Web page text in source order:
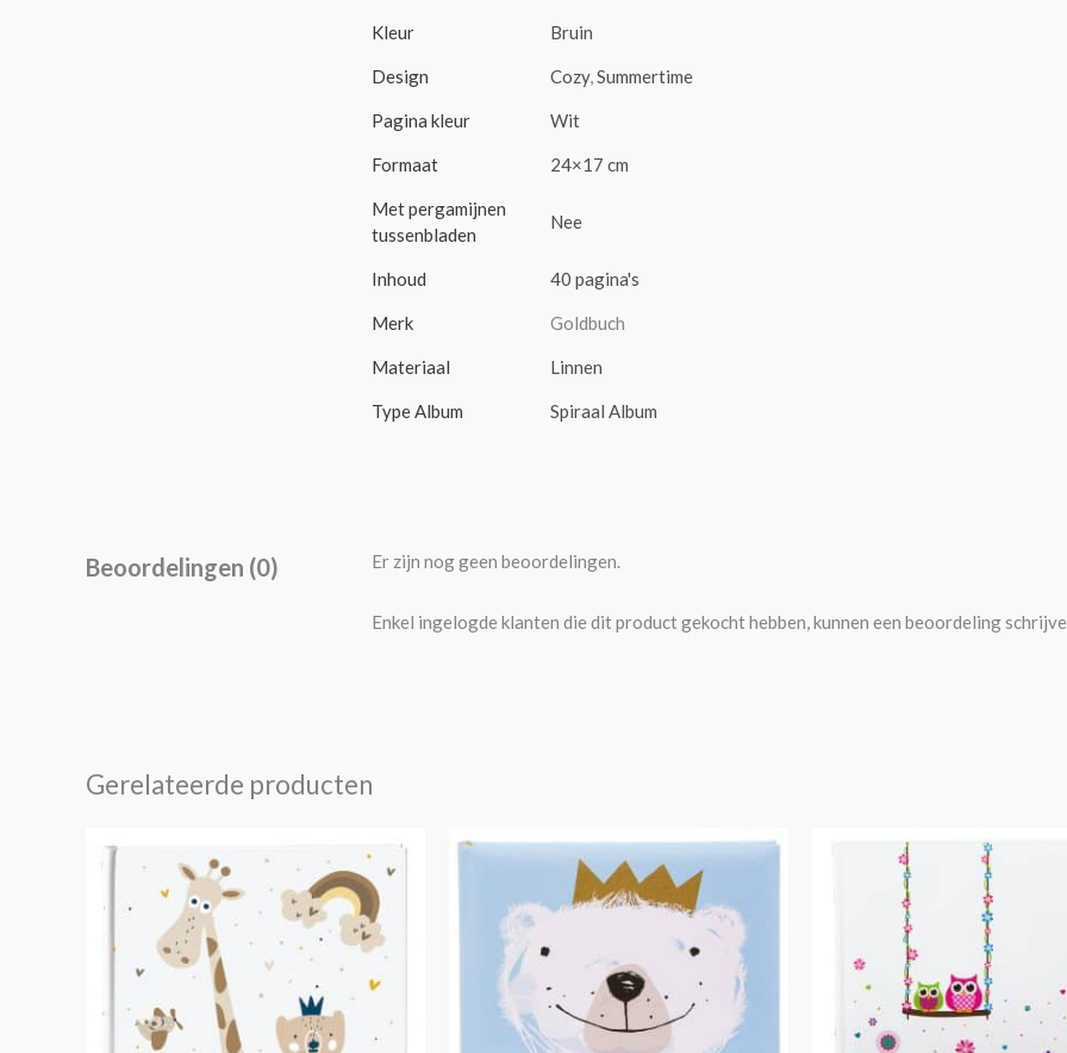
Kleur Bruin
Design Cozy,Summertime
Pagina kleur Wit
Formaat 24×17 cm
Met pergamijnen
tussenbladen
Nee
Inhoud 40 pagina's
Merk Goldbuch
Materiaal Linnen
Type Album Spiraal Album
Beoordelingen (0) Er zijn nog geen beoordelingen.
Enkel ingelogde klanten die dit product gekocht hebben, kunnen een beoordeling
Gerelateerde producten